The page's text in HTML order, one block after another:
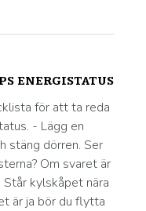
ENERGISTATUS
för att ta reda
- Lägg en
stäng dörren. Ser
Om svaret är
kylskåpet nära
är ja bör du flytta